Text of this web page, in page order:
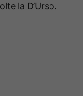
la D’Urso.